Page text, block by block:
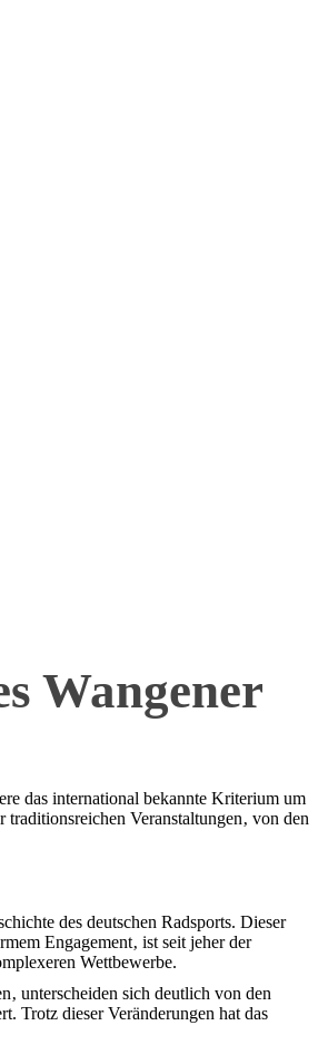
Wangener
das international bekannte Kriterium um
Veranstaltungen‚ von den
des deutschen Radsports. Dieser
Engagement‚ ist seit jeher der
Wettbewerbe.
unterscheiden sich deutlich von den
Trotz dieser Veränderungen hat das